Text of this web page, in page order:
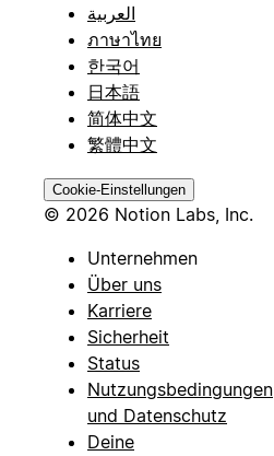
العربية
ภาษาไทย
한국어
日本語
简体中文
繁體中文
Cookie-Einstellungen
© 2026 Notion Labs, Inc.
Unternehmen
Über uns
Karriere
Sicherheit
Status
Nutzungsbedingungen
und Datenschutz
Deine